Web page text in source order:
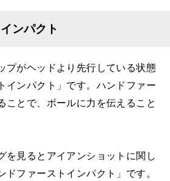
ンパクト
プがヘッドより先行している状態
インパクト」です。ハンドファー
ことで、ボールに力を伝えること
を見るとアイアンショットに関し
ファーストインパクト」です。